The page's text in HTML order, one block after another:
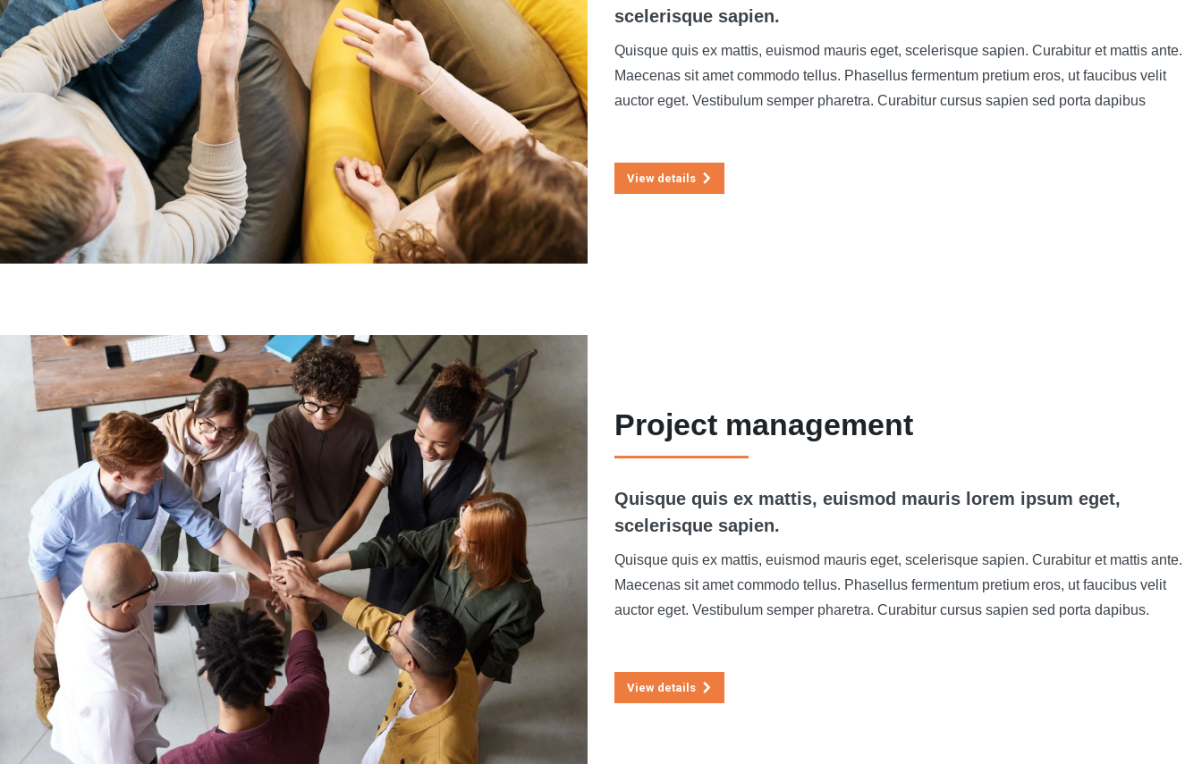
scelerisque sapien.​
Quisque quis ex mattis, euismod mauris eget, scelerisque sapien. Curabitur et mattis ante.
Maecenas sit amet commodo tellus. Phasellus fermentum pretium eros, ut faucibus velit
auctor eget. Vestibulum semper pharetra. Curabitur cursus sapien sed porta dapibus
View details
Project management
Quisque quis ex mattis, euismod mauris lorem ipsum eget,
scelerisque sapien.​
Quisque quis ex mattis, euismod mauris eget, scelerisque sapien. Curabitur et mattis ante.
Maecenas sit amet commodo tellus. Phasellus fermentum pretium eros, ut faucibus velit
auctor eget. Vestibulum semper pharetra. Curabitur cursus sapien sed porta dapibus.
View details